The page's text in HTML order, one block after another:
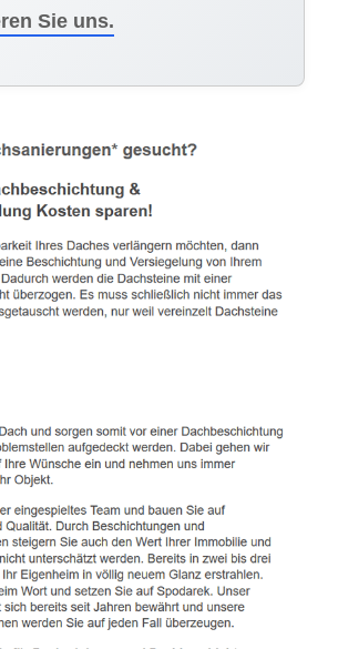
Sie uns.